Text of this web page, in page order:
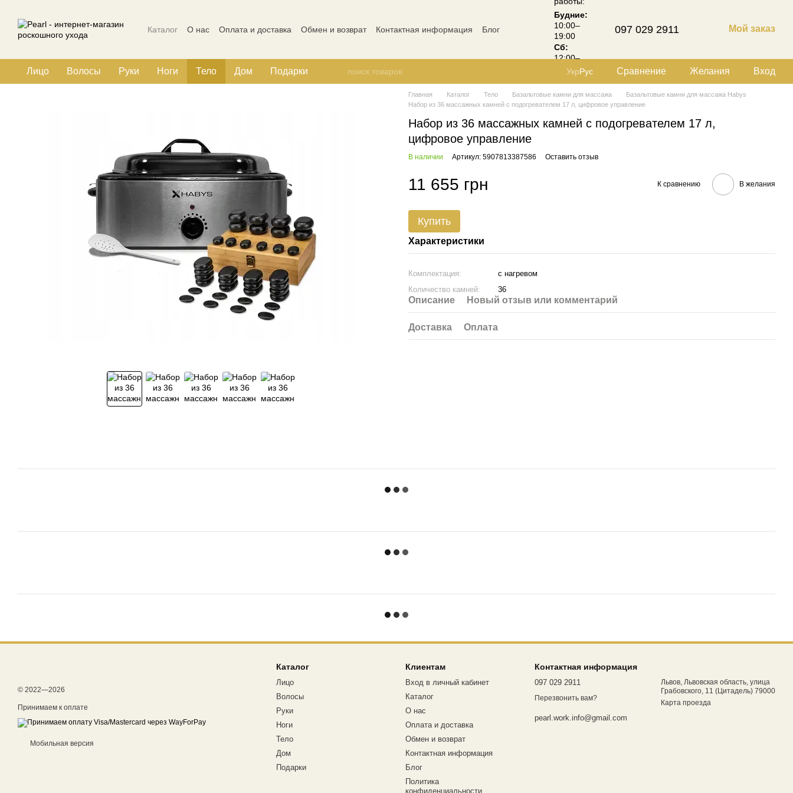
Каталог О нас Оплата и доставка Обмен и возврат Контактная информация
Блог
Будние:
10:00–
19:00
Сб:
12:00–
18:00
097 029 2911 Мой заказ
Лицо Волосы Руки Ноги Тело Дом Подарки УкрРус Сравнение Желания Вход
Главная Каталог Тело Базальтовые камни для массажа
Базальтовые камни для массажа Habys
Набор из 36 массажных камней с подогревателем 17 л, цифровое управление
Набор из 36 массажных камней с подогревателем 17 л,
цифровое управление
В наличии Артикул: 5907813387586 Оставить отзыв
11 655 грн К сравнению В желания
Купить
Характеристики
Комплектация:
с нагревом
Количество камней:
36
Описание Новый отзыв или комментарий
Доставка Оплата
© 2022—2026
Принимаем к оплате
Мобильная версия
Каталог
Лицо
Волосы
Руки
Ноги
Тело
Дом
Подарки
Клиентам
Вход в личный кабинет
Каталог
О нас
Оплата и доставка
Обмен и возврат
Контактная информация
Блог
Политика
конфиденциальности
Контактная информация
097 029 2911
Перезвонить вам?
pearl.work.info@gmail.com
Львов, Львовская область, улица
Грабовского, 11 (Цитадель) 79000
Карта проезда